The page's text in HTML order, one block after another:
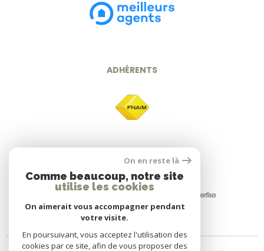
ADHÉRENTS
On en reste là
Comme beaucoup, notre site
utilise les cookies
On aimerait vous accompagner pendant
votre visite.
En poursuivant, vous acceptez l'utilisation des
cookies par ce site, afin de vous proposer des